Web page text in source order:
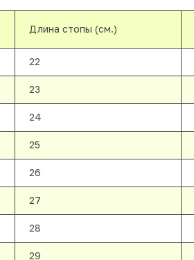
Длина стопы (см.)
22
23
24
25
26
27
28
29